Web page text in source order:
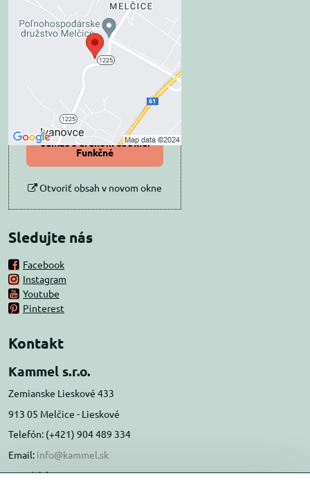
Externý obsah je
blokovaný Voľbami
súkromia
Prajete si načítať externý obsah?
Povoliť tentokrát
Povoliť a zapamätať -
súhlas s druhom cookie:
Funkčné
Otvoriť obsah v novom okne
Sledujte nás
Facebook
Instagram
Youtube
Pinterest
Kontakt
Kammel s.r.o.
Zemianske Lieskové 433
913 05 Melčice - Lieskové
Telefón: (+421) 904 489 334
Email: info@kammel.sk
Prevádzka: